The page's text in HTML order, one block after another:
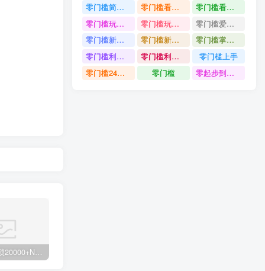
白菜价解锁20000+N个赚钱机会，加入轻创终点站会员，全站资源免费学习。
零门槛简单易上手
零门槛看完就能上手只需一部手机轻松日收30
零门槛看完就能上手
零门槛玩转伙伴计划与精选独家单日稳定收益1k
零门槛玩转伙伴计划与精选独家
零门槛爱奇艺变现冷门赛道
零门槛新手快速入门闲鱼电商日赚百元新手必看教程
零门槛新手快速入门闲鱼电商日赚百元
零门槛掌握汽车赛道变现玩法
零门槛利用AI只需几分钟轻松做出带货短视频
零门槛利用AI
零门槛上手
零门槛24小时无人值守被动创收项目
零门槛 零起步到独立实操